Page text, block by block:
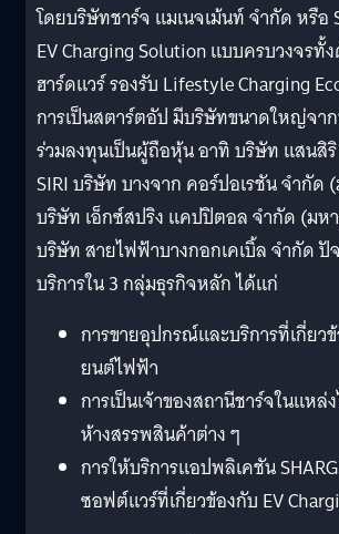
โดยบริษัทชาร์จ แมเนจเม้นท์ จำกัด หรือ
EV Charging Solution แบบครบวงจร
ฮาร์ดแวร์ รองรับ Lifestyle Charging
การเป็นสตาร์ตอัป มีบริษัทขนาดใหญ่จา
ร่วมลงทุนเป็นผู้ถือหุ้น อาทิ บริษัท แสนสิ
SIRI บริษัท บางจาก คอร์ปอเรชัน จำกัด
บริษัท เอ็กซ์สปริง แคปปิตอล จำกัด (มห
บริษัท สายไฟฟ้าบางกอกเคเบิ้ล จำกัด ปั
บริการใน 3 กลุ่มธุรกิจหลัก ได้แก่
การขายอุปกรณ์และบริการที่เกี่ยว
ยนต์ไฟฟ้า
การเป็นเจ้าของสถานีชาร์จในแห
ห้างสรรพสินค้าต่าง ๆ
การให้บริการแอปพลิเคชัน
ซอฟต์แวร์ที่เกี่ยวข้องกับ EV